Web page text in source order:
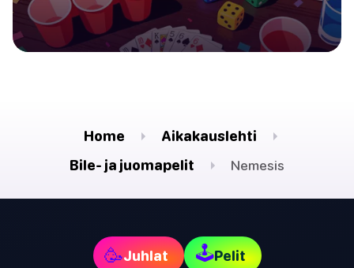
Home
Aikakauslehti
Bile- ja juomapelit
Nemesis
🥳Juhlat 🕹Pelit